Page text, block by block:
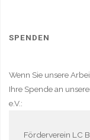
SPENDEN
Wenn Sie unsere
Ihre Spende an
e.V.:
Förderverein LC